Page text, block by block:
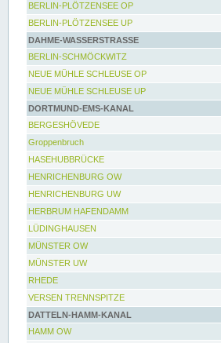
BERLIN-PLÖTZENSEE OP
BERLIN-PLÖTZENSEE UP
DAHME-WASSERSTRASSE
BERLIN-SCHMÖCKWITZ
NEUE MÜHLE SCHLEUSE OP
NEUE MÜHLE SCHLEUSE UP
DORTMUND-EMS-KANAL
BERGESHÖVEDE
Groppenbruch
HASEHUBBRÜCKE
HENRICHENBURG OW
HENRICHENBURG UW
HERBRUM HAFENDAMM
LÜDINGHAUSEN
MÜNSTER OW
MÜNSTER UW
RHEDE
VERSEN TRENNSPITZE
DATTELN-HAMM-KANAL
HAMM OW